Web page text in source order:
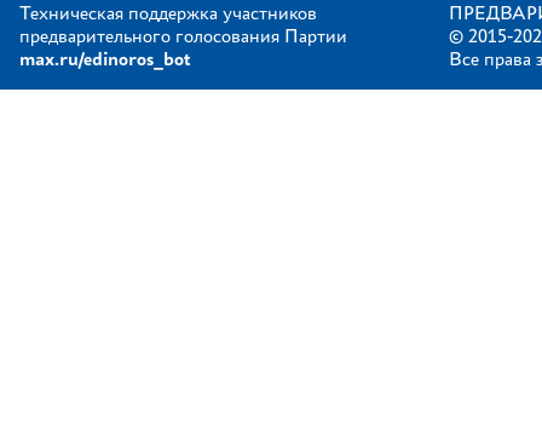
Техническая поддержка участников
предварительного голосования Партии
max.ru/edinoros_bot
© 2015-
Все